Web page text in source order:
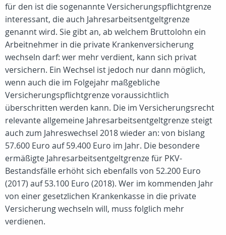
für den ist die sogenannte Versicherungspflichtgrenze
interessant, die auch Jahresarbeitsentgeltgrenze
genannt wird. Sie gibt an, ab welchem Bruttolohn ein
Arbeitnehmer in die private Krankenversicherung
wechseln darf: wer mehr verdient, kann sich privat
versichern. Ein Wechsel ist jedoch nur dann möglich,
wenn auch die im Folgejahr maßgebliche
Versicherungspflichtgrenze voraussichtlich
überschritten werden kann. Die im Versicherungsrecht
relevante allgemeine Jahresarbeitsentgeltgrenze steigt
auch zum Jahreswechsel 2018 wieder an: von bislang
57.600 Euro auf 59.400 Euro im Jahr. Die besondere
ermäßigte Jahresarbeitsentgeltgrenze für PKV-
Bestandsfälle erhöht sich ebenfalls von 52.200 Euro
(2017) auf 53.100 Euro (2018). Wer im kommenden Jahr
von einer gesetzlichen Krankenkasse in die private
Versicherung wechseln will, muss folglich mehr
verdienen.